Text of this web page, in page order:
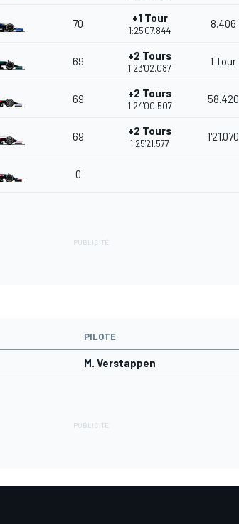
70 +1 Tour
1:25'07.844
8.406
69 +2 Tours
1:23'02.087
1 Tour
69 +2 Tours
1:24'00.507
58.420
69 +2 Tours
1:25'21.577
1'21.070
0
PILOTE
M. Verstappen